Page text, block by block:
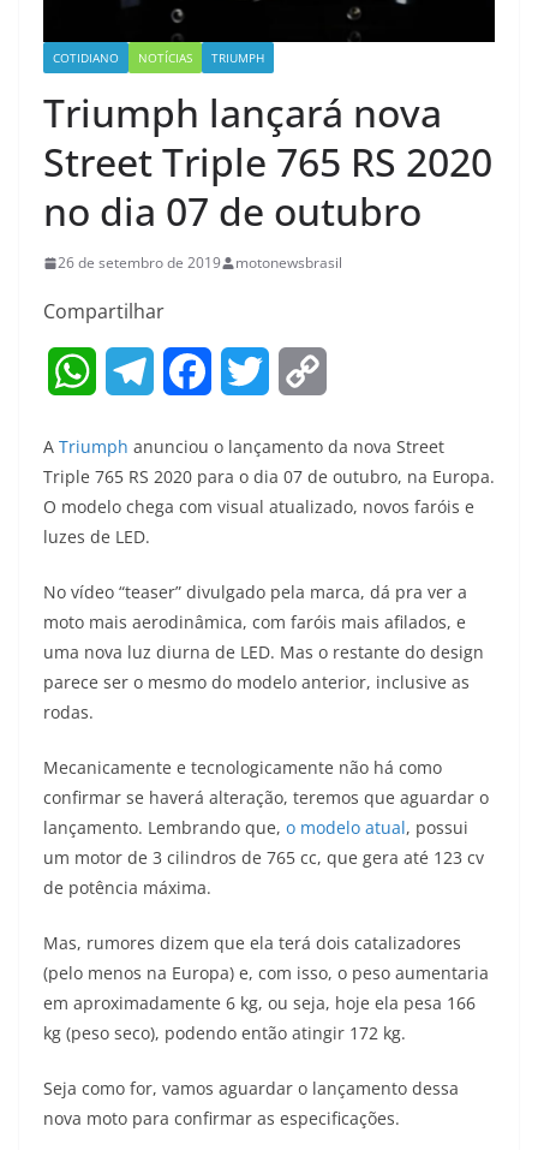
COTIDIANO NOTÍCIAS TRIUMPH
Triumph lançará nova
Street Triple 765 RS 2020
no dia 07 de outubro
26 de setembro de 2019 motonewsbrasil
Compartilhar
W
a
t
p
l
e
a
c
e
o
o
i
t
r
p
y
n
A Triumph anunciou o lançamento da nova Street
Triple 765 RS 2020 para o dia 07 de outubro, na Europa.
O modelo chega com visual atualizado, novos faróis e
luzes de LED.
No vídeo “teaser” divulgado pela marca, dá pra ver a
moto mais aerodinâmica, com faróis mais afilados, e
uma nova luz diurna de LED. Mas o restante do design
parece ser o mesmo do modelo anterior, inclusive as
rodas.
Mecanicamente e tecnologicamente não há como
confirmar se haverá alteração, teremos que aguardar o
lançamento. Lembrando que, o modelo atual, possui
um motor de 3 cilindros de 765 cc, que gera até 123 cv
de potência máxima.
Mas, rumores dizem que ela terá dois catalizadores
(pelo menos na Europa) e, com isso, o peso aumentaria
em aproximadamente 6 kg, ou seja, hoje ela pesa 166
kg (peso seco), podendo então atingir 172 kg.
Seja como for, vamos aguardar o lançamento dessa
nova moto para confirmar as especificações.